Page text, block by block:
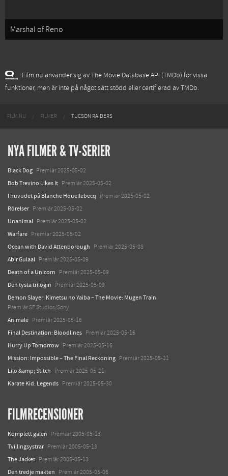
Marshal of Reno
Film.nu använder sig av The Movie Database API (TMDb) för vissa
funktioner, men är inte på något sätt stödd eller certifierad av TMDb.
FILM.NU FILMER TUCSON RAIDERS
NYA FILMER & TV-SERIER
Black Dog Premiär 2025-05-02
Bob Trevino Likes It Premiär 2025-05-02
I huvudet på Blanche Houellebecq Premiär 2025-05-02
Rörelser Premiär 2025-05-02
Unanimal Premiär 2025-05-02
Warfare Premiär 2025-05-02
Ocean with David Attenborough Premiär 2025-05-08
Abir Gulaal Premiär 2025-05-09
Death of a Unicorn Premiär 2025-05-09
Den tysta trilogin Premiär 2025-05-09
Demon Slayer: Kimetsu no Yaiba – The Movie: Mugen Train
Premiär SF Studios/Sony
Animale Premiär 2025-05-16
Final Destination: Bloodlines Premiär 2025-05-16
Hurry Up Tomorrow Premiär 2025-05-16
Mission: Impossible – The Final Reckoning Premiär 2025-05-21
Lilo &amp; Stitch Premiär 2025-05-21
Karate Kid: Legends Premiär 2025-05-30
FILMRECENSIONER
Komplett galen Premiär 2005-05-13
Tvillingsystrar Premiär 2005-05-13
The Jacket Premiär 2005-05-13
Den tredje makten Premiär 2005-05-06